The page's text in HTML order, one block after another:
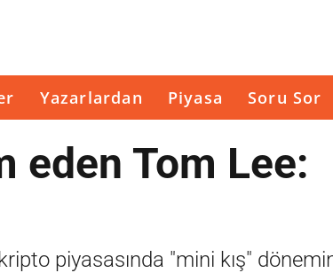
Yazarlardan Piyasa Soru Sor
eden Tom Lee:
piyasasında "mini kış"